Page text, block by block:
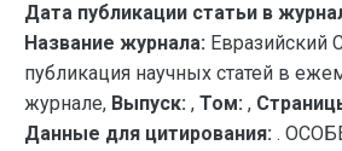
Дата публикации статьи в
Название журнала: Евразийский
публикация научных статей в
журнале, Выпуск: , Том: ,
Данные для цитирования: .